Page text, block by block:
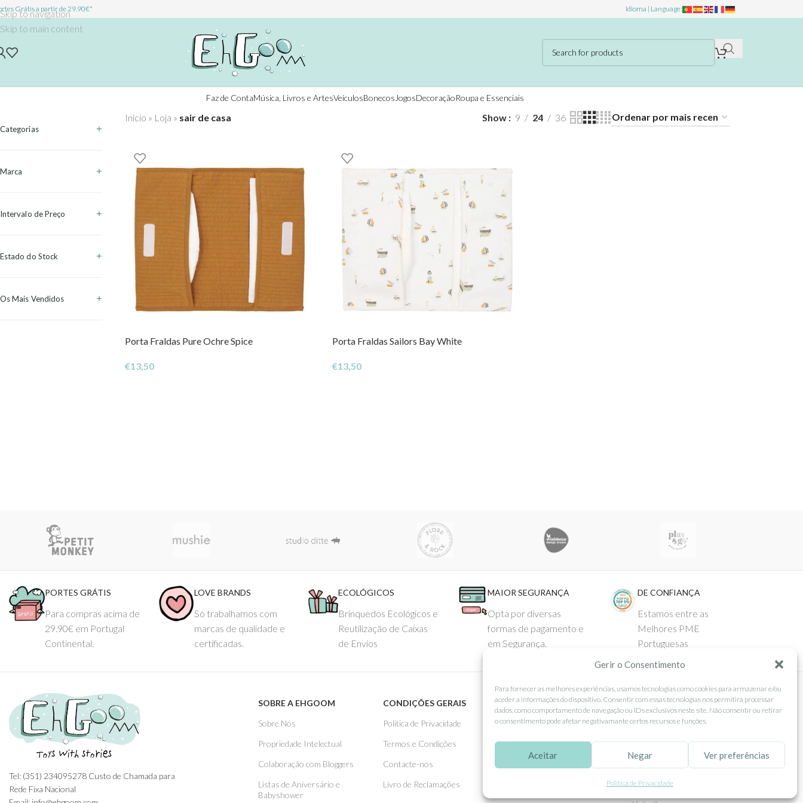
Gerir o Consentimento
Para fornecer as melhores experiências, usamos tecnologias como cookies para armazenar e/ou
aceder a informações do dispositivo. Consentir com essas tecnologias nos permitirá processar
dados, como comportamento de navegação ou IDs exclusivos neste site. Não consentir ou retirar
o consentimento pode afetar negativamante certos recursos e funções.
Aceitar Negar Ver preferências
Política de Privacidade
Skip to navigation
Skip to main content
Grátis a partir de 29.90€* Idioma | Language:
Faz de ContaMúsica, Livros e ArtesVeículosBonecos JogosDecoraçãoRoupa e Essenciais
Categorias
Marca
Intervalo de Preço
Estado do Stock
Os Mais Vendidos
Início » Loja » sair de casa Show 9 24 36
Porta Fraldas Pure Ochre Spice
€13,50
Porta Fraldas Sailors Bay White
€13,50
PORTES GRÁTIS
Para compras acima de
29.90€ em Portugal
Continental.
LOVE BRANDS
Só trabalhamos com
marcas de qualidade e
certificadas.
ECOLÓGICOS
Brinquedos Ecológicos e
Reutilização de Caixas
de Envios
MAIOR SEGURANÇA
Opta por diversas
formas de pagamento e
em Segurança.
DE CONFIANÇA
Estamos entre as
Melhores PME
Portuguesas
Tel: (351) 234095278 Custo de Chamada para
Rede Fixa Nacional
SOBRE A EHGOOM
Sobre Nós
Propriedade Intelectual
Colaboração com Bloggers
Listas de Aniversário e
Babyshower
CONDIÇÕES GERAIS
Politica de Privacidade
Termos e Condições
Contacte-nos
Livro de Reclamações
APOIO AO CLIENTE
Como Comprar
Pagamentos
SEGUE-NOS
Facebook
Instagram
Pinterest
X